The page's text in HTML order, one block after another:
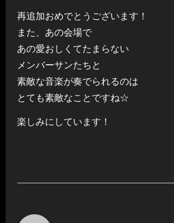
再追加おめでとうございます！
また、あの会場で
あの愛おしくてたまらない
メンバーサンたちと
素敵な音楽が奏でられるのは
とても素敵なことですね☆
楽しみにしています！